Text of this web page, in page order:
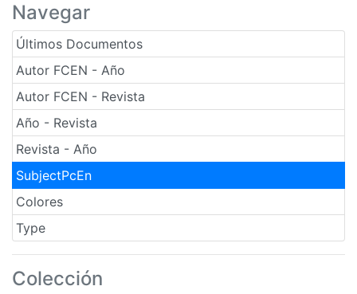
Navegar
Últimos Documentos
Autor FCEN - Año
Autor FCEN - Revista
Año - Revista
Revista - Año
SubjectPcEn
Colores
Type
Colección